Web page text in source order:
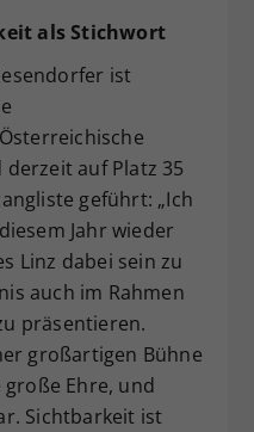
als Stichwort
ist
auf Platz 35
geführt: „Ich
Jahr wieder
Linz dabei sein zu
auch im Rahmen
präsentieren.
großartigen Bühne
Ehre, und
Sichtbarkeit ist